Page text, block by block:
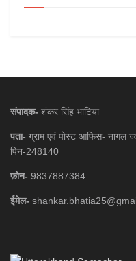
संपादक- शंकर सिंह भाटिया
पता- ग्राम एवं पोस्ट आफिस- नागल
पिन-248140
फ़ोन- 9837887384
ईमेल-